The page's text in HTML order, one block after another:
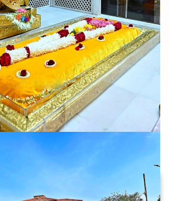
Back To Home
मंदिरे